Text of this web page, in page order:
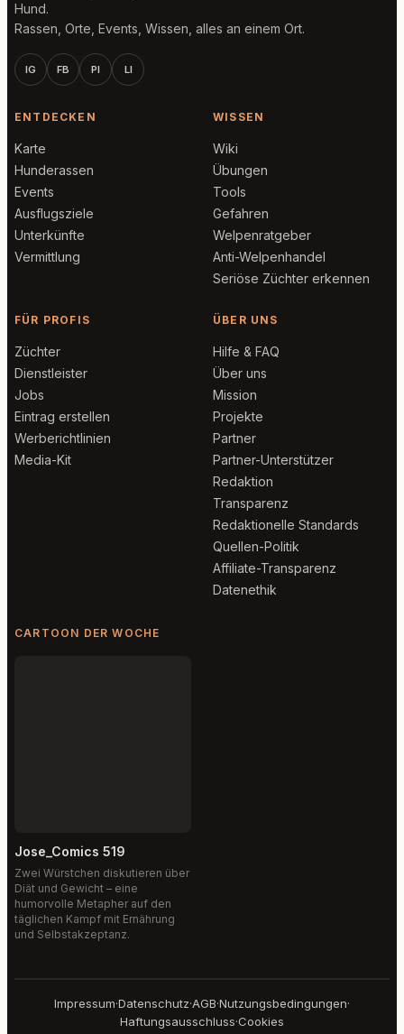
Hund.
Rassen, Orte, Events, Wissen, alles an einem Ort.
IG FB PI LI
ENTDECKEN
Karte
Hunderassen
Events
Ausflugsziele
Unterkünfte
Vermittlung
WISSEN
Wiki
Übungen
Tools
Gefahren
Welpenratgeber
Anti-Welpenhandel
Seriöse Züchter erkennen
FÜR PROFIS
Züchter
Dienstleister
Jobs
Eintrag erstellen
Werberichtlinien
Media-Kit
ÜBER UNS
Hilfe & FAQ
Über uns
Mission
Projekte
Partner
Partner-Unterstützer
Redaktion
Transparenz
Redaktionelle Standards
Quellen-Politik
Affiliate-Transparenz
Datenethik
CARTOON DER WOCHE
Jose_Comics 519
Zwei Würstchen diskutieren über
Diät und Gewicht – eine
humorvolle Metapher auf den
täglichen Kampf mit Ernährung
und Selbstakzeptanz.
Impressum·Datenschutz·AGB·Nutzungsbedingungen·
Haftungsausschluss·Cookies